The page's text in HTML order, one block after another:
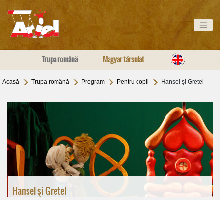
Trupa română Magyar társulat
Acasă Trupa română Program Pentru copii Hansel şi Gretel
Hansel şi Gretel